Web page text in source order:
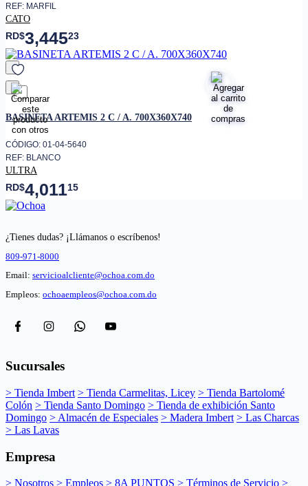
REF: MARFIL
CATO
RD$3,44523
favorito
BASINETA ARTEMIS 2 C / A. 700X360X740
CÓDIGO: 01-04-5640
REF: BLANCO
ULTRA
RD$4,01115
¿Tienes dudas? ¡Llámanos o escríbenos!
809-971-8000
Email: servicioalcliente@ochoa.com.do
Empleos: ochoaempleos@ochoa.com.do
Sucursales
> Tienda Imbert > Tienda Carmelitas, Licey > Tienda Bartolomé
Colón > Tienda Santo Domingo > Tienda de exhibición Santo
Domingo > Almacén de Especiales > Madera Imbert > Las Charcas
> Las Lavas
Empresa
> Nosotros > Empleos > 8A PUNTOS > Términos de Servicio >